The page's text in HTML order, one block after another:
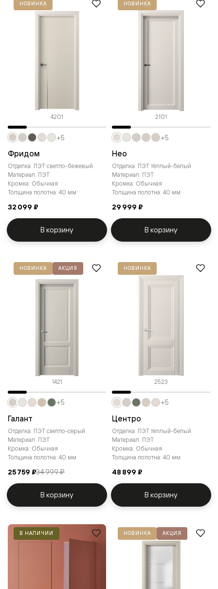
НОВИНКА
4201
Фридом
Отделка: ПЭТ светло-бежевый
Материал: ПЭТ
Кромка: Обычная
Толщина полотна: 40 мм
32 099 ₽
+5
В корзину
НОВИНКА
2101
Нео
Отделка: ПЭТ тёплый-белый
Материал: ПЭТ
Кромка: Обычная
Толщина полотна: 40 мм
29 999 ₽
+5
В корзину
НОВИНКА АКЦИЯ
1421
Галант
Отделка: ПЭТ светло-серый
Материал: ПЭТ
Кромка: Обычная
Толщина полотна: 40 мм
25 759 ₽34 999 ₽
+5
В корзину
НОВИНКА
2523
Центро
Отделка: ПЭТ тёплый-белый
Материал: ПЭТ
Кромка: Обычная
Толщина полотна: 40 мм
48 899 ₽
+5
В корзину
В НАЛИЧИИ НОВИНКА АКЦИЯ